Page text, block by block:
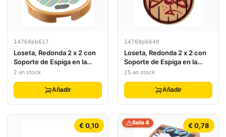
14769pb617
Loseta, Redonda 2 x 2 con
Soporte de Espiga en la
Parte Inferior con Patrón de
Mario Bote (Pegatina) - Set
71422
2 en stock
Añadir
14769pb640
Loseta, Redonda 2 x 2 con
Soporte de Espiga en la
Parte Inferior con Borde
Patrón de Dragón Rojo
Oscuro
25 en stock
Añadir
€ 0,10 € 0,78
Solo 4